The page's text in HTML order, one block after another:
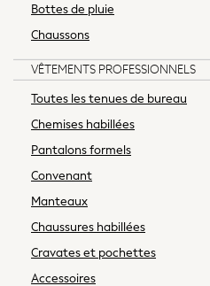
Dresses
Flip Flops
Sliders
Jumpsuits & Playsuits
Sandals
Trousers
Sun Hats & Caps
Occasion Dresses
Wedding Guest Dresses
Casual Dresses
Midi Dresses
Mini Dresses
Bottes de pluie
Chaussons
VÊTEMENTS PROFESSIONNELS
Toutes les tenues de bureau
Chemises habillées
Pantalons formels
Convenant
Manteaux
Chaussures habillées
Cravates et pochettes
Accessoires